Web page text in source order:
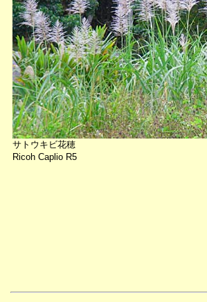
サトウキビ花穂
Ricoh Caplio R5